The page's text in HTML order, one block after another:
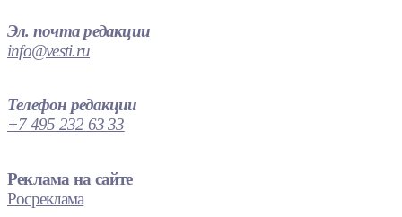
Эл. почта редакции
info@vesti.ru
Телефон редакции
+7 495 232 63 33
Реклама на сайте
Росреклама